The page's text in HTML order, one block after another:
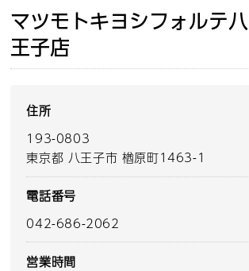
マツモトキヨシフォルテ八
王子店
住所
193-0803
東京都 八王子市 楢原町1463-1
電話番号
042-686-2062
営業時間